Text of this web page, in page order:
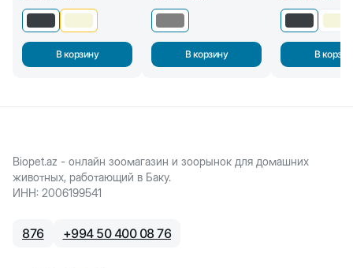
В корзину В корзину В
Biopet.az - онлайн зоомагазин и зоорынок для домашних
животных, работающий в Баку.
ИНН: 2006199541
876 +994 50 400 08 76